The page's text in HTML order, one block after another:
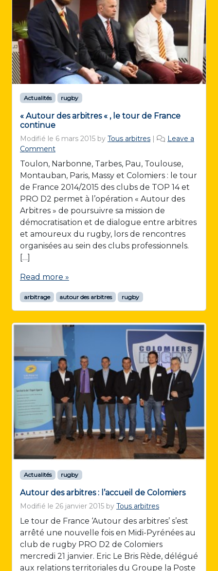
Actualités rugby
« Autour des arbitres « , le tour de France
continue
Modifié le 6 mars 2015 by Tous arbitres |
Leave a
Comment
Toulon, Narbonne, Tarbes, Pau, Toulouse,
Montauban, Paris, Massy et Colomiers : le tour
de France 2014/2015 des clubs de TOP 14 et
PRO D2 permet à l’opération « Autour des
Arbitres » de poursuivre sa mission de
démocratisation et de dialogue entre arbitres
et amoureux du rugby, lors de rencontres
organisées au sein des clubs professionnels.
[…]
Read more »
arbitrage autour des arbitres rugby
Actualités rugby
Autour des arbitres : l’accueil de Colomiers
Modifié le 26 janvier 2015 by Tous arbitres
Le tour de France ‘Autour des arbitres’ s’est
arrêté une nouvelle fois en Midi-Pyrénées au
club de rugby PRO D2 de Colomiers
mercredi 21 janvier. Eric Le Bris Rède, délégué
aux relations territoriales du Groupe la Poste